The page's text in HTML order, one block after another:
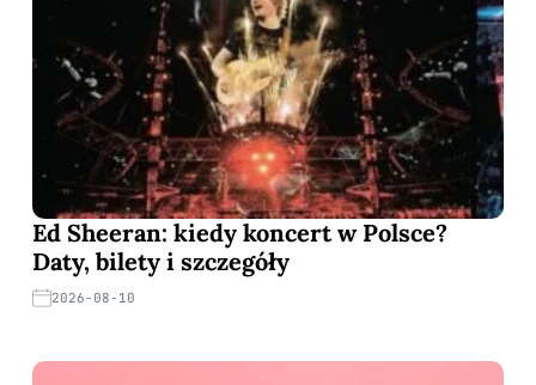
Ed Sheeran: kiedy koncert w Polsce?
Daty, bilety i szczegóły
2026-08-10